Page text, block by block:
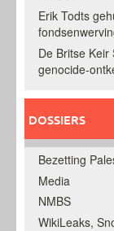
Erik Todts
De Britse
genocide-
DOSSIERS
Bezetting
Media
NMBS
WikiLeaks,